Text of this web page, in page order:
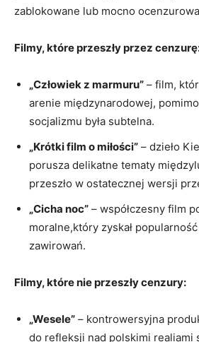
zablokowane lub mocno
Filmy, które przeszły przez
„Człowiek z marmuru” – film,
arenie międzynarodowej,
socjalizmu była subtelna.
„Krótki film o miłości” – dzieło
porusza delikatne tematy
przeszło‌ w ostatecznej wersji
„Cicha noc” – współczesny film
moralne,który zyskał
zawirowań.
Filmy, które⁤ nie przeszły cenzury:
„Wesele” – ‌kontrowersyjna
do refleksji ‌nad polskimi realiami